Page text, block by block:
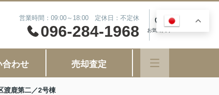
営業時間：09:00～18:00 定休日：不定休
096-284-1968 お気に入り
合わせ 売却査定
渡鹿第二／2号棟